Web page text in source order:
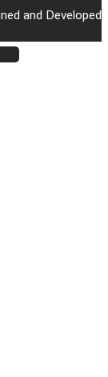
and Developed